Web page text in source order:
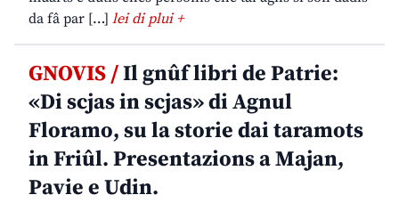
da fâ par […] lei di plui +
GNOVIS /Il gnûf libri de Patrie:
«Di scjas in scjas» di Agnul
Floramo, su la storie dai taramots
in Friûl. Presentazions a Majan,
Pavie e Udin.